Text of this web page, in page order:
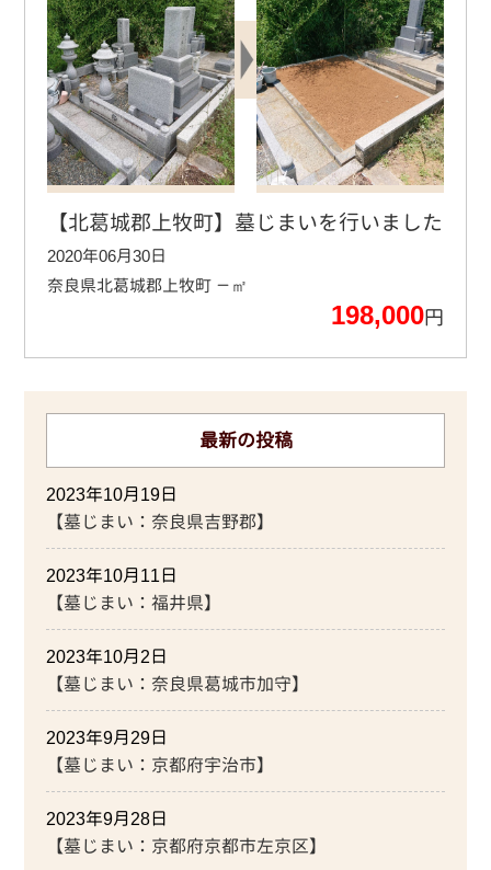
【北葛城郡上牧町】墓じまいを行いました
2020年06月30日
奈良県北葛城郡上牧町 －㎡
198,000円
最新の投稿
【墓じまい：奈良県吉野郡】
2023年10月19日
【墓じまい：福井県】
2023年10月11日
【墓じまい：奈良県葛城市加守】
2023年10月2日
【墓じまい：京都府宇治市】
2023年9月29日
【墓じまい：京都府京都市左京区】
2023年9月28日